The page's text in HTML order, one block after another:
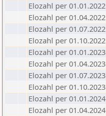
Elozahl per 01.01.2022
Elozahl per 01.04.2022
Elozahl per 01.07.2022
Elozahl per 01.10.2022
Elozahl per 01.01.2023
Elozahl per 01.04.2023
Elozahl per 01.07.2023
Elozahl per 01.10.2023
Elozahl per 01.01.2024
Elozahl per 01.04.2024